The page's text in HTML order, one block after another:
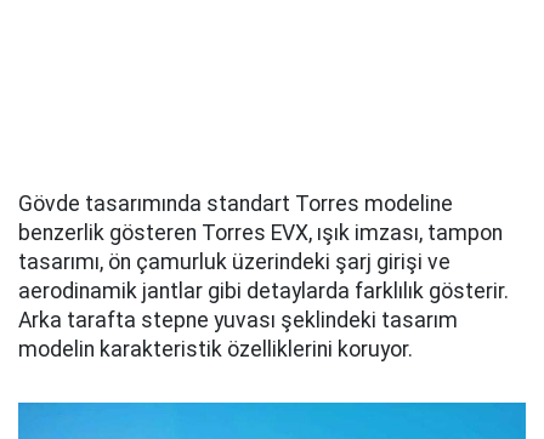
Gövde tasarımında standart Torres modeline
benzerlik gösteren Torres EVX, ışık imzası, tampon
tasarımı, ön çamurluk üzerindeki şarj girişi ve
aerodinamik jantlar gibi detaylarda farklılık gösterir.
Arka tarafta stepne yuvası şeklindeki tasarım
modelin karakteristik özelliklerini koruyor.